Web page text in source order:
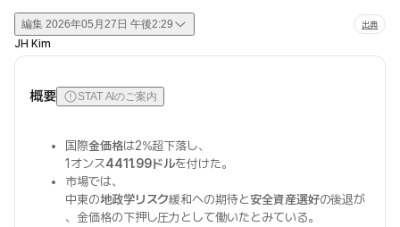
編集 2026年05月27日 午後2:29 出典
JH Kim
概要 STAT AIのご案内
国際金価格は2%超下落し、
1オンス4411.99ドルを付けた。
市場では、
中東の地政学リスク緩和への期待と安全資産選好の後退が
、金価格の下押し圧力として働いたとみている。